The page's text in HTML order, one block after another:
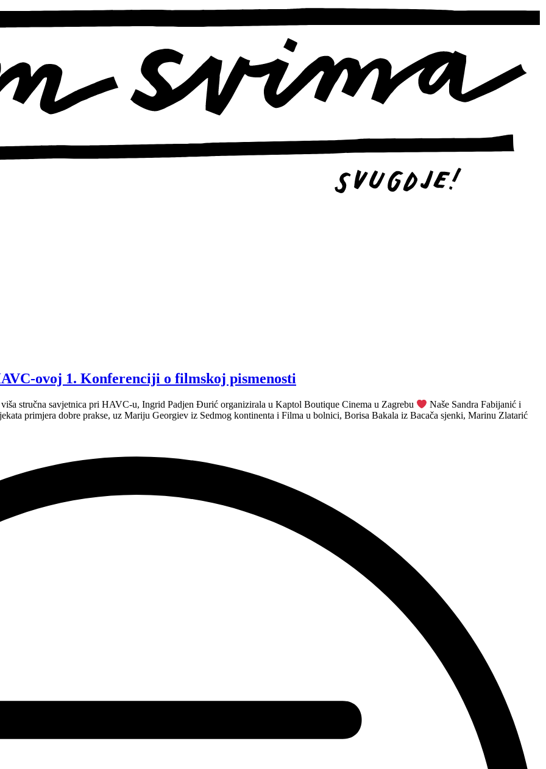
ovoj 1. Konferenciji o filmskoj pismenosti
stručna savjetnica pri HAVC-u, Ingrid Padjen Đurić organizirala u Kaptol Boutique Cinema u Zagrebu
Naše Sandra Fabijanić i
primjera dobre prakse, uz Mariju Georgiev iz Sedmog kontinenta i Filma u bolnici, Borisa Bakala iz Bacača sjenki, Marinu Zlatarić